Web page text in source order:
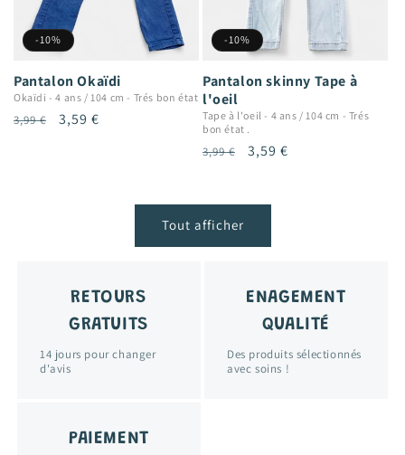
-10%
Pantalon Okaïdi
Okaïdi -4 ans / 104 cm - Trés bon état
Prix
3,99 €
Prix
3,59 €
-10%
Pantalon skinny Tape à
l'oeil
Tape à l'oeil - 4 ans / 104 cm - Trés
bon état .
Prix
3,99 €
Prix
3,59 €
Tout afficher
RETOURS
GRATUITS
14 jours pour changer
d'avis
ENAGEMENT
QUALITÉ
Des produits sélectionnés
avec soins !
PAIEMENT